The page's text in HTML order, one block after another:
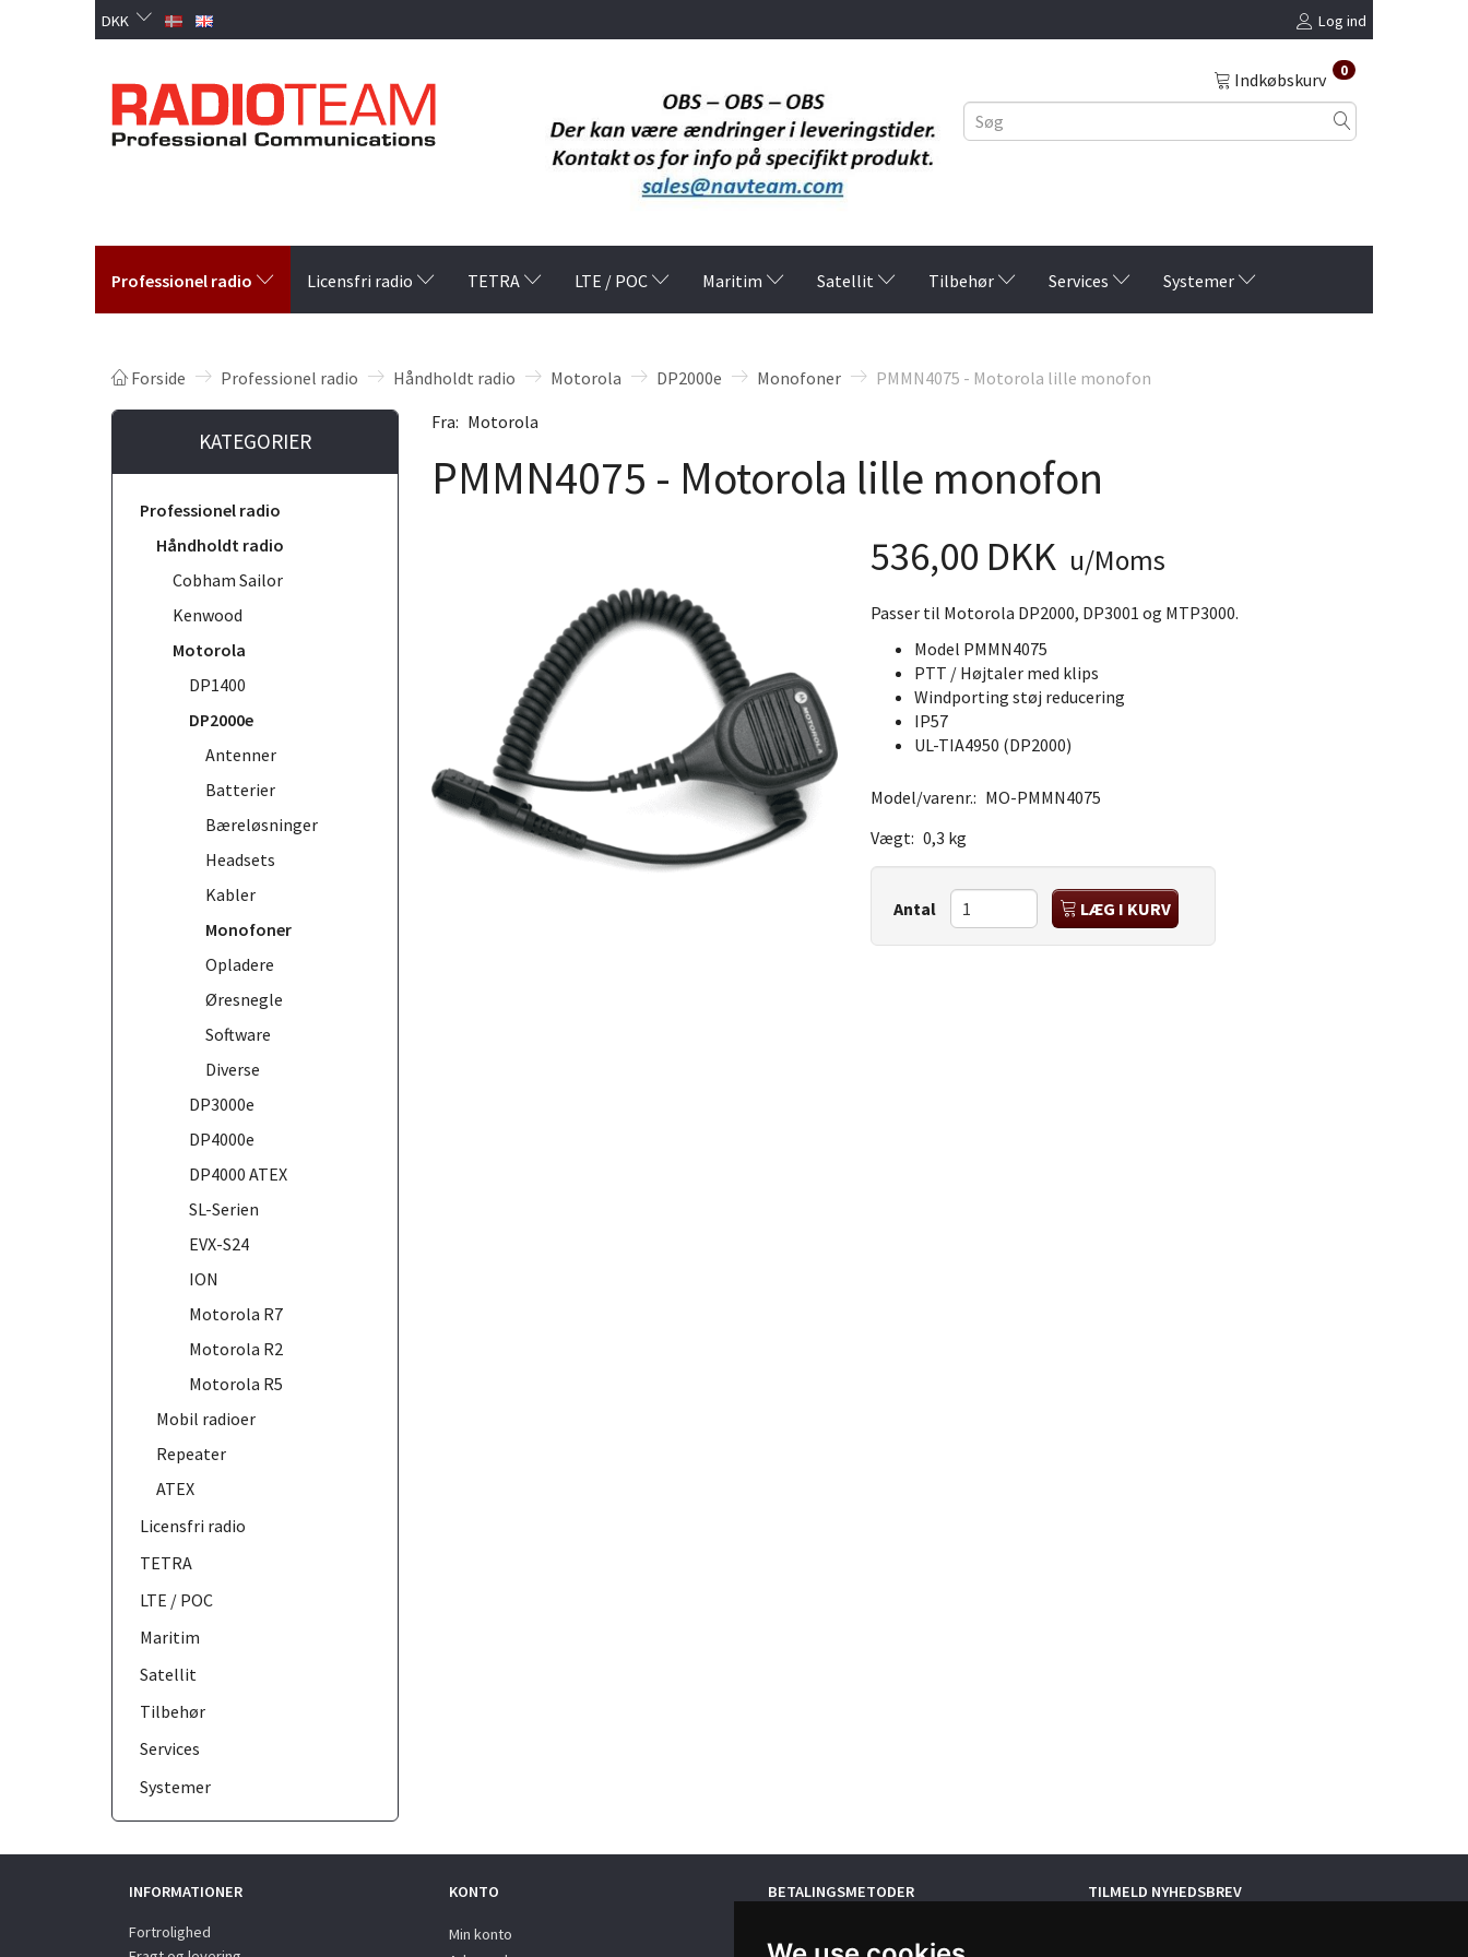
DKK Log ind
Indkøbskurv 0
Professionel radio Licensfri radio TETRA LTE / POC Maritim Satellit Tilbehør Services Systemer
Forside Professionel radio Håndholdt radio Motorola DP2000e Monofoner PMMN4075 - Motorola lille monofon
KATEGORIER
Professionel radio
Håndholdt radio
Cobham Sailor
Kenwood
Motorola
DP1400
DP2000e
Antenner
Batterier
Bæreløsninger
Headsets
Kabler
Monofoner
Opladere
Øresnegle
Software
Diverse
DP3000e
DP4000e
DP4000 ATEX
SL-Serien
EVX-S24
ION
Motorola R7
Motorola R2
Motorola R5
Mobil radioer
Repeater
ATEX
Licensfri radio
TETRA
LTE / POC
Maritim
Satellit
Tilbehør
Services
Systemer
Fra: Motorola
PMMN4075 - Motorola lille monofon
536,00 DKK u/Moms
Passer til Motorola DP2000, DP3001 og MTP3000.
Model PMMN4075
PTT / Højtaler med klips
Windporting støj reducering
IP57
UL-TIA4950 (DP2000)
Model/varenr.: MO-PMMN4075
Vægt: 0,3 kg
Antal LÆG I KURV
INFORMATIONER
Fortrolighed
KONTO
Min konto
BETALINGSMETODER
TILMELD NYHEDSBREV